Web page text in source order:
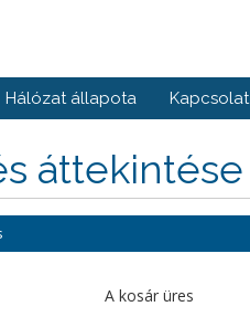
Hálózat állapota Kapcsolat
áttekintése
A kosár üres